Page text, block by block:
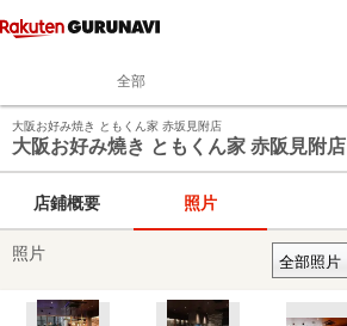
全部
大阪お好み焼き ともくん家 赤坂見附店
大阪お好み燒き ともくん家 赤阪見附店
店鋪概要 照片
照片